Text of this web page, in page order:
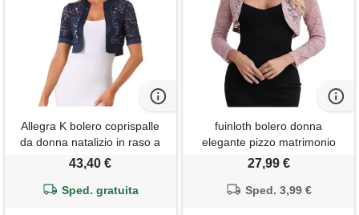
Allegra K bolero coprispalle
da donna natalizio in raso a
maniche corte in pizzo
43,40 €
Sped. gratuita
fuinloth bolero donna
elegante pizzo matrimonio
corto cerimonia serale
27,99 €
Sped. 3,99 €